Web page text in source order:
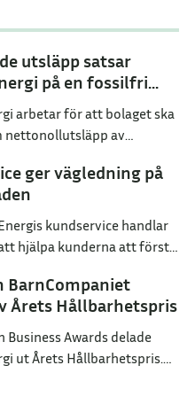
utsläpp satsar
på en fossilfri
arbetar för att bolaget ska
nettonollutsläpp av
ger vägledning på
kundservice handlar
hjälpa kunderna att förstå
BarnCompaniet
Årets Hållbarhetspris
Business Awards delade
ut Årets Hållbarhetspris.